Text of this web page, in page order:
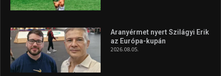
Aranyérmet nyert Szilágyi Erik
az Európa-kupán
2026.08.05.